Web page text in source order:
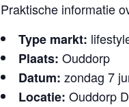
Praktische informatie
Type markt:
Plaats: Ouddorp
Datum: zondag 7
Locatie: Ouddorp